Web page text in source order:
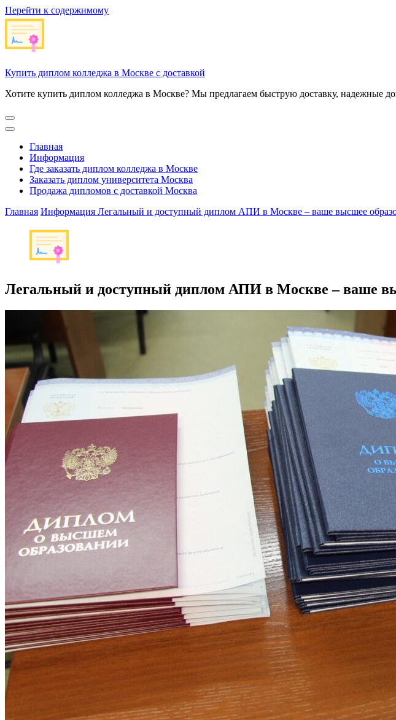
Перейти к содержимому
Купить диплом колледжа в Москве с доставкой
Хотите купить диплом колледжа в Москве? Мы предлагаем быструю доставку, надежные
Главная
Информация
Где заказать диплом колледжа в Москве
Заказать диплом университета Москва
Продажа дипломов с доставкой Москва
Главная Информация Легальный и доступный диплом АПИ в Москве – ваше высшее
Легальный и доступный диплом АПИ в Москве – ваше